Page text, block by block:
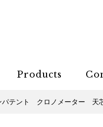
Products
パテント クロノメーター 天